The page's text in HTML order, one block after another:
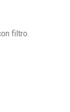
filtro.